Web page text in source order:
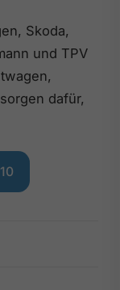
Skoda,
und TPV
dafür,